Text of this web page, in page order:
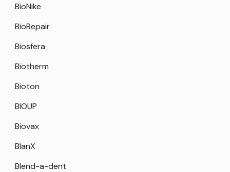
BioNike
BioRepair
Biosfera
Biotherm
Bioton
BIOUP
Biovax
BlanX
Blend-a-dent